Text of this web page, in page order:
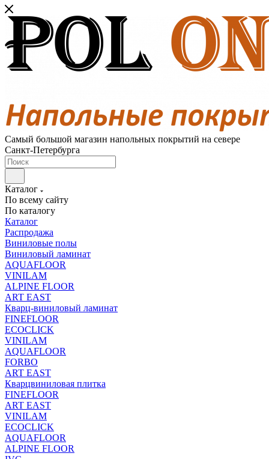
Самый большой магазин напольных покрытий на севере
Санкт-Петербурга
Каталог
По всему сайту
По каталогу
Каталог
Распродажа
Виниловые полы
Виниловый ламинат
AQUAFLOOR
VINILAM
ALPINE FLOOR
ART EAST
Кварц-виниловый ламинат
FINEFLOOR
ECOCLICK
VINILAM
AQUAFLOOR
FORBO
ART EAST
Кварцвиниловая плитка
FINEFLOOR
ART EAST
VINILAM
ECOCLICK
AQUAFLOOR
ALPINE FLOOR